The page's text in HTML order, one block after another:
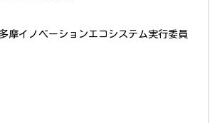
ノベーションエコシステム実行委員